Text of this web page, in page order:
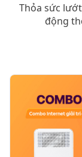
Thỏa sức
động